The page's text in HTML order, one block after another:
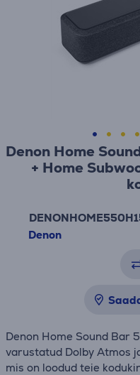
Denon Home
+ Home
Denon
Denon Home Sound Bar
varustatud Dolby Atmos
mis on loodud teie